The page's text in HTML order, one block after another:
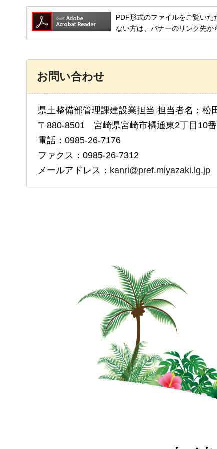
PDF形式のファイルをご覧い
ない方は、バナーのリンク先か
お問い合わせ
県土整備部管理課建設業担当 担当者名：松
〒880-8501 宮崎県宮崎市橘通東2丁目10
電話：0985-26-7176
ファクス：0985-26-7312
メールアドレス： kanri@pref.miyazaki.lg.jp